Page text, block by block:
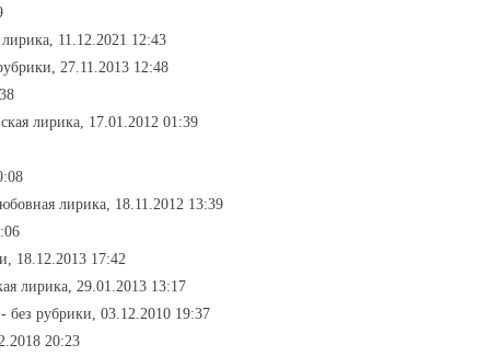
лирика, 11.12.2021 12:43
27.11.2013 12:48
лирика, 17.01.2012 01:39
лирика, 18.11.2012 13:39
18.12.2013 17:42
лирика, 29.01.2013 13:17
- без рубрики, 03.12.2010 19:37
20:23